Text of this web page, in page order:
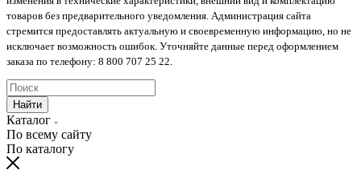
товаров без предварительного уведомления. Администрация сайта
стремится предоставлять актуальную и своевременную информацию, но не
исключает возможность ошибок. Уточняйте данные перед оформлением
заказа по телефону: 8 800 707 25 22.
Найти
Каталог
По всему сайту
По каталогу